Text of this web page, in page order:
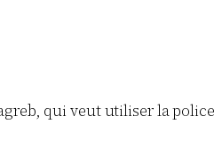
qui veut utiliser la